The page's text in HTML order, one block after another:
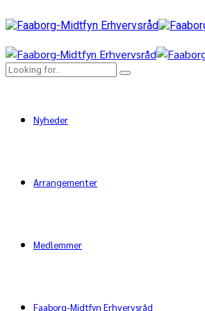
Nyheder
Arrangementer
Medlemmer
Faaborg-Midtfyn Erhvervsråd